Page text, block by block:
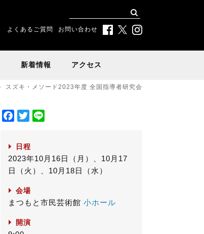
よくあるご質問 お問い合わせ
新着情報 アクセス
スズキ・メソード2023年度 全国指導者研究会
F
e
b
o
o
k
T
t
t
e
r
日程
2023年10月16日（月）、10月17
日（火）、10月18日（水）
会場
まつもと市民芸術館 小ホール
開演